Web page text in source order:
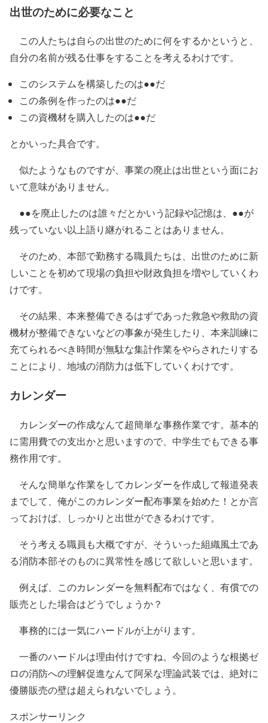
出世のために必要なこと
この人たちは自らの出世のために何をするかというと、
自分の名前が残る仕事をすることを考えるわけです。
このシステムを構築したのは●●だ
この条例を作ったのは●●だ
この資機材を購入したのは●●だ
とかいった具合です。
似たようなものですが、事業の廃止は出世という面にお
いて意味がありません。
●●を廃止したのは誰々だとかいう記録や記憶は、●●が
残っていない以上語り継がれることはありません。
そのため、 本部で勤務する職員たちは、出世のために新
しいことを初めて現場の負担や財政負担を増やしていく わ
けです。
その結果、本来整備できるはずであった救急や救助の資
機材が整備できないなどの事象が発生したり、本来訓練に
充てられるべき時間が無駄な集計作業をやらされたりする
ことにより、 地域の消防力は低下していく わけです。
カレンダー
カレンダーの作成なんて超簡単な事務作業です。基本的
に需用費での支出かと思いますので、中学生でもできる事
務作用です。
そんな簡単な作業をしてカレンダーを作成して報道発表
までして、俺がこのカレンダー配布事業を始めた！とか言
っておけば、しっかりと出世ができるわけです。
そう考える職員も大概ですが、そういった組織風土であ
る消防本部そのものに異常性を感じて欲しいと思います。
例えば、このカレンダーを無料配布ではなく、有償での
販売とした場合はどうでしょうか？
事務的には一気にハードルが上がります。
一番のハードルは理由付けですね。今回のような根拠ゼ
ロの消防への理解促進なんて阿呆な理論武装では、絶対に
優勝販売の壁は超えられないでしょう。
スポンサーリンク